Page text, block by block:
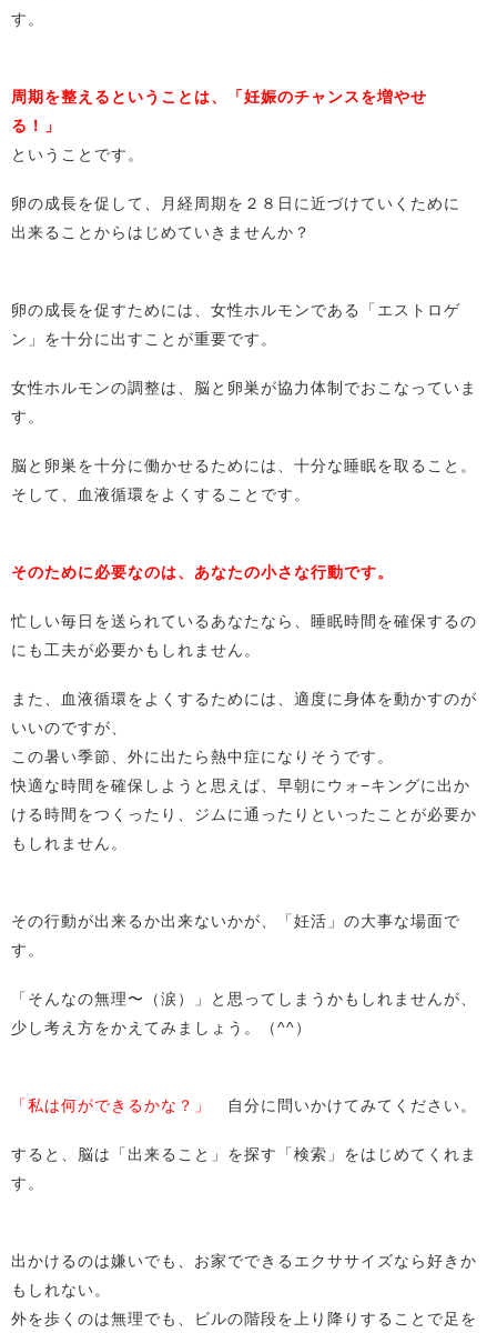
す。
周期を整えるということは、「妊娠のチャンスを増やせ
る！」
ということです。
卵の成長を促して、月経周期を２８日に近づけていくために
出来ることからはじめていきませんか？
卵の成長を促すためには、女性ホルモンである「エストロゲ
ン」を十分に出すことが重要です。
女性ホルモンの調整は、脳と卵巣が協力体制でおこなっていま
す。
脳と卵巣を十分に働かせるためには、十分な睡眠を取ること。
そして、血液循環をよくすることです。
そのために必要なのは、あなたの小さな行動です。
忙しい毎日を送られているあなたなら、睡眠時間を確保するの
にも工夫が必要かもしれません。
また、血液循環をよくするためには、適度に身体を動かすのが
いいのですが、
この暑い季節、外に出たら熱中症になりそうです。
快適な時間を確保しようと思えば、早朝にウォ−キングに出か
ける時間をつくったり、ジムに通ったりといったことが必要か
もしれません。
その行動が出来るか出来ないかが、「妊活」の大事な場面で
す。
「そんなの無理〜（涙）」と思ってしまうかもしれませんが、
少し考え方をかえてみましょう。（^^）
「私は何ができるかな？」 自分に問いかけてみてください。
すると、脳は「出来ること」を探す「検索」をはじめてくれま
す。
出かけるのは嫌いでも、お家でできるエクササイズなら好きか
もしれない。
外を歩くのは無理でも、ビルの階段を上り降りすることで足を